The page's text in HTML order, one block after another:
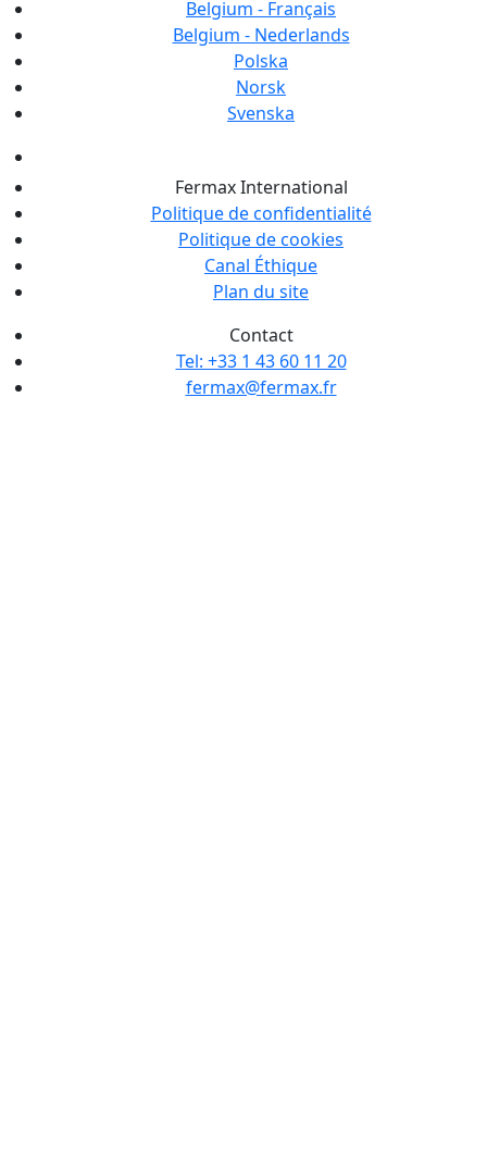
Belgium - Français
Belgium - Nederlands
Polska
Norsk
Svenska
Fermax International
Politique de confidentialité
Politique de cookies
Canal Éthique
Plan du site
Contact
Tel: +33 1 43 60 11 20
fermax@fermax.fr